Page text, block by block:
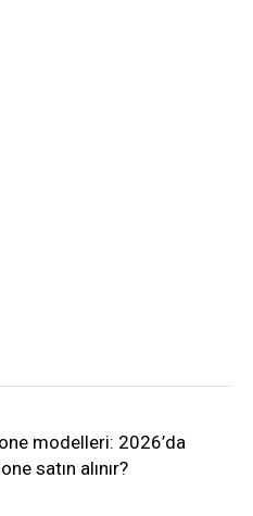
modelleri: 2026’da
satın alınır?